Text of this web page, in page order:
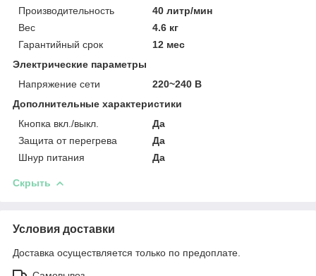
Производительность
40 литр/мин
Вес
4.6 кг
Гарантийный срок
12 мес
Электрические параметры
Напряжение сети
220~240 В
Дополнительные характеристики
Кнопка вкл./выкл.
Да
Защита от перегрева
Да
Шнур питания
Да
Скрыть
Условия доставки
Доставка осуществляется только по предоплате.